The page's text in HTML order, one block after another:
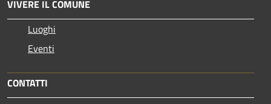
VIVERE IL COMUNE
Luoghi
Eventi
CONTATTI